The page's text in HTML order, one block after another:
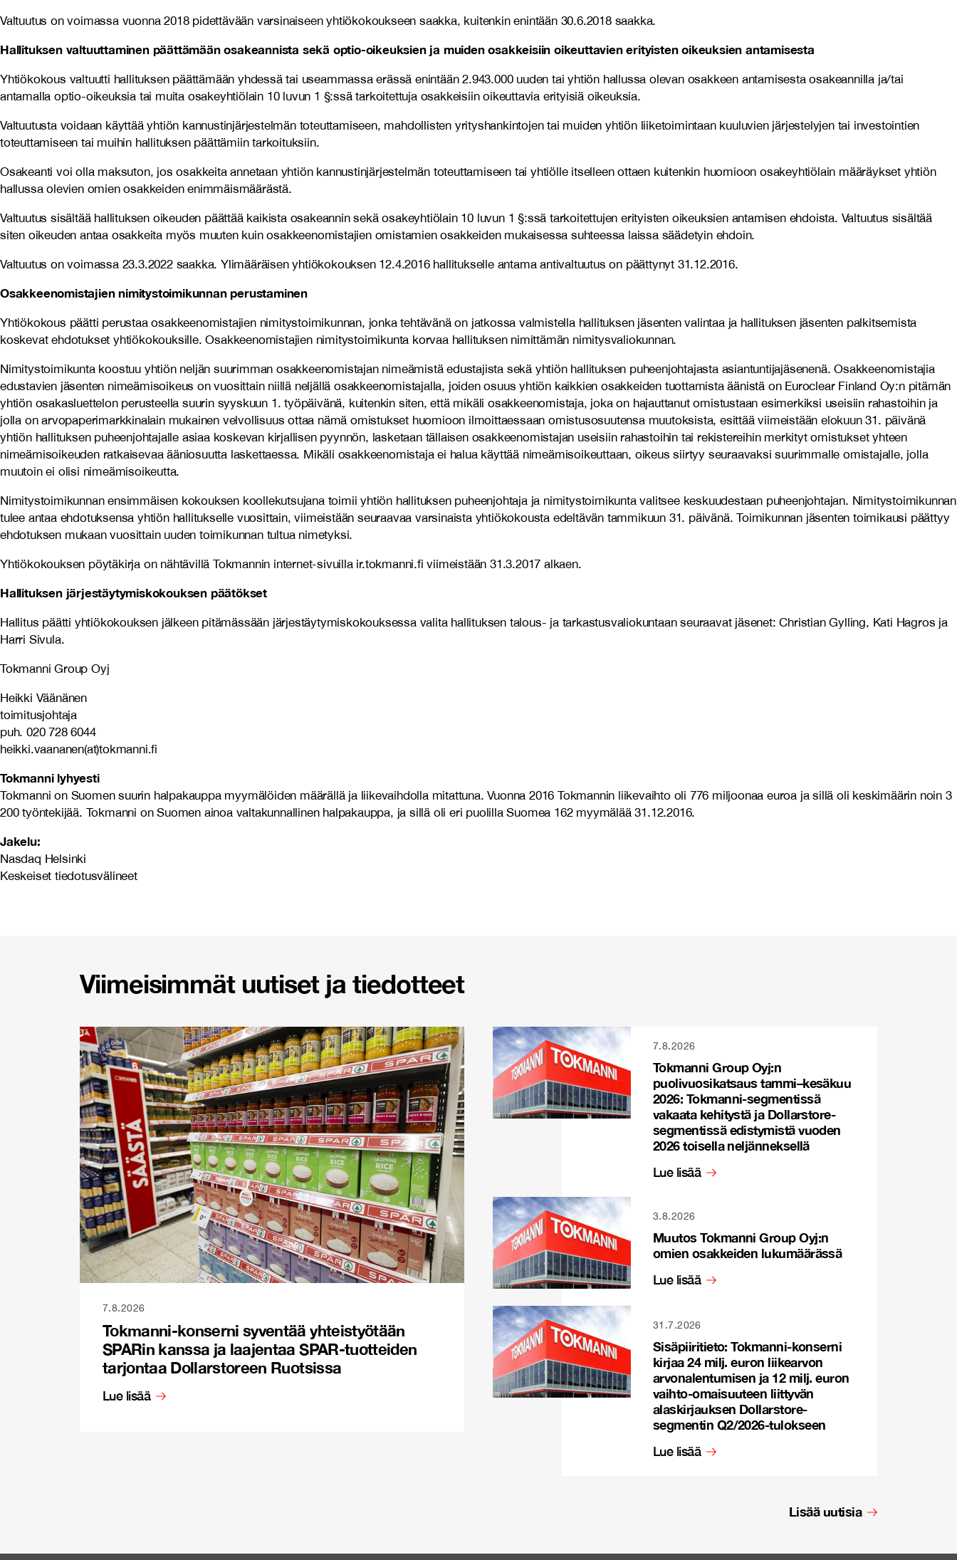
Valtuutus on voimassa vuonna 2018 pidettävään varsinaiseen yhtiökokoukseen saakka, kuitenkin enintään 30.6.2018 saakka.
Hallituksen valtuuttaminen päättämään osakeannista sekä optio-oikeuksien ja muiden osakkeisiin oikeuttavien erityisten oikeuksien antamisesta
Yhtiökokous valtuutti hallituksen päättämään yhdessä tai useammassa erässä enintään 2.943.000 uuden tai yhtiön hallussa olevan osakkeen antamisesta osakeannilla ja/tai
antamalla optio-oikeuksia tai muita osakeyhtiölain 10 luvun 1 §:ssä tarkoitettuja osakkeisiin oikeuttavia erityisiä oikeuksia.
Valtuutusta voidaan käyttää yhtiön kannustinjärjestelmän toteuttamiseen, mahdollisten yrityshankintojen tai muiden yhtiön liiketoimintaan kuuluvien järjestelyjen tai investointien
toteuttamiseen tai muihin hallituksen päättämiin tarkoituksiin.
Osakeanti voi olla maksuton, jos osakkeita annetaan yhtiön kannustinjärjestelmän toteuttamiseen tai yhtiölle itselleen ottaen kuitenkin huomioon osakeyhtiölain määräykset yhtiön
hallussa olevien omien osakkeiden enimmäismäärästä.
Valtuutus sisältää hallituksen oikeuden päättää kaikista osakeannin sekä osakeyhtiölain 10 luvun 1 §:ssä tarkoitettujen erityisten oikeuksien antamisen ehdoista. Valtuutus sisältää
siten oikeuden antaa osakkeita myös muuten kuin osakkeenomistajien omistamien osakkeiden mukaisessa suhteessa laissa säädetyin ehdoin.
Valtuutus on voimassa 23.3.2022 saakka. Ylimääräisen yhtiökokouksen 12.4.2016 hallitukselle antama antivaltuutus on päättynyt 31.12.2016.
Osakkeenomistajien nimitystoimikunnan perustaminen
Yhtiökokous päätti perustaa osakkeenomistajien nimitystoimikunnan, jonka tehtävänä on jatkossa valmistella hallituksen jäsenten valintaa ja hallituksen jäsenten palkitsemista
koskevat ehdotukset yhtiökokouksille. Osakkeenomistajien nimitystoimikunta korvaa hallituksen nimittämän nimitysvaliokunnan.
Nimitystoimikunta koostuu yhtiön neljän suurimman osakkeenomistajan nimeämistä edustajista sekä yhtiön hallituksen puheenjohtajasta asiantuntijajäsenenä. Osakkeenomistajia
edustavien jäsenten nimeämisoikeus on vuosittain niillä neljällä osakkeenomistajalla, joiden osuus yhtiön kaikkien osakkeiden tuottamista äänistä on Euroclear Finland Oy:n pitämän
yhtiön osakasluettelon perusteella suurin syyskuun 1. työpäivänä, kuitenkin siten, että mikäli osakkeenomistaja, joka on hajauttanut omistustaan esimerkiksi useisiin rahastoihin ja
jolla on arvopaperimarkkinalain mukainen velvollisuus ottaa nämä omistukset huomioon ilmoittaessaan omistusosuutensa muutoksista, esittää viimeistään elokuun 31. päivänä
yhtiön hallituksen puheenjohtajalle asiaa koskevan kirjallisen pyynnön, lasketaan tällaisen osakkeenomistajan useisiin rahastoihin tai rekistereihin merkityt omistukset yhteen
nimeämisoikeuden ratkaisevaa ääniosuutta laskettaessa. Mikäli osakkeenomistaja ei halua käyttää nimeämisoikeuttaan, oikeus siirtyy seuraavaksi suurimmalle omistajalle, jolla
muutoin ei olisi nimeämisoikeutta.
Nimitystoimikunnan ensimmäisen kokouksen koollekutsujana toimii yhtiön hallituksen puheenjohtaja ja nimitystoimikunta valitsee keskuudestaan puheenjohtajan. Nimitystoimikunnan
tulee antaa ehdotuksensa yhtiön hallitukselle vuosittain, viimeistään seuraavaa varsinaista yhtiökokousta edeltävän tammikuun 31. päivänä. Toimikunnan jäsenten toimikausi päättyy
ehdotuksen mukaan vuosittain uuden toimikunnan tultua nimetyksi.
Yhtiökokouksen pöytäkirja on nähtävillä Tokmannin internet-sivuilla ir.tokmanni.fi viimeistään 31.3.2017 alkaen.
Hallituksen järjestäytymiskokouksen päätökset
Hallitus päätti yhtiökokouksen jälkeen pitämässään järjestäytymiskokouksessa valita hallituksen talous- ja tarkastusvaliokuntaan seuraavat jäsenet: Christian Gylling, Kati Hagros ja
Harri Sivula.
Tokmanni Group Oyj
Heikki Väänänen
toimitusjohtaja
puh. 020 728 6044
heikki.vaananen(at)tokmanni.fi
Tokmanni lyhyesti
Tokmanni on Suomen suurin halpakauppa myymälöiden määrällä ja liikevaihdolla mitattuna. Vuonna 2016 Tokmannin liikevaihto oli 776 miljoonaa euroa ja sillä oli keskimäärin noin 3
200 työntekijää. Tokmanni on Suomen ainoa valtakunnallinen halpakauppa, ja sillä oli eri puolilla Suomea 162 myymälää 31.12.2016.
Jakelu:
Nasdaq Helsinki
Keskeiset tiedotusvälineet
Viimeisimmät uutiset ja tiedotteet
7.8.2026
Tokmanni-konserni syventää yhteistyötään
SPARin kanssa ja laajentaa SPAR-tuotteiden
tarjontaa Dollarstoreen Ruotsissa
Lue lisää
7.8.2026
Tokmanni Group Oyj:n
puolivuosikatsaus tammi–kesäkuu
2026: Tokmanni-segmentissä
vakaata kehitystä ja Dollarstore-
segmentissä edistymistä vuoden
2026 toisella neljänneksellä
Lue lisää
3.8.2026
Muutos Tokmanni Group Oyj:n
omien osakkeiden lukumäärässä
Lue lisää
31.7.2026
Sisäpiiritieto: Tokmanni-konserni
kirjaa 24 milj. euron liikearvon
arvonalentumisen ja 12 milj. euron
vaihto-omaisuuteen liittyvän
alaskirjauksen Dollarstore-
segmentin Q2/2026-tulokseen
Lue lisää
Lisää uutisia